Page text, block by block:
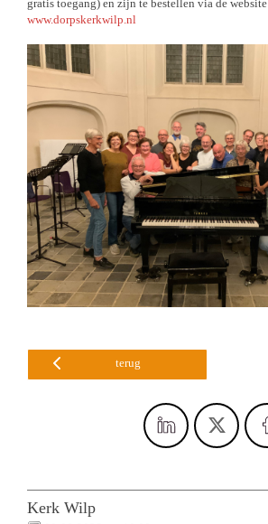
gratis toegang) en zijn te bestellen via de website
www.dorpskerkwilp.nl
terug
Kerk Wilp